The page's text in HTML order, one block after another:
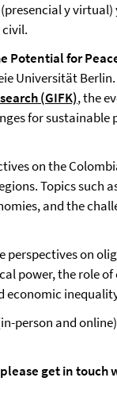
y
Potential for
Universität
(GIFK), the
for sustainable
on the
Topics
and the
on
power, the role
economic
person and
get in touch